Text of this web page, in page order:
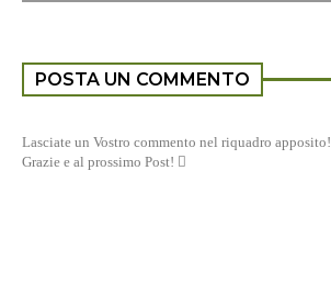
POSTA UN COMMENTO
Lasciate un Vostro commento nel riquadro apposito!
Grazie e al prossimo Post! 